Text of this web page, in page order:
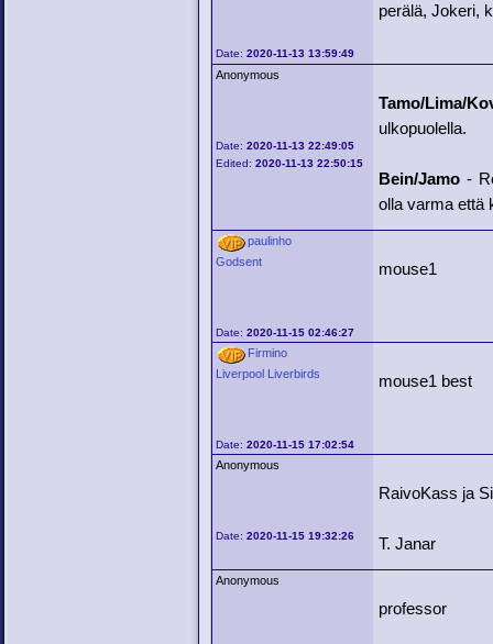
Date:2020-11-13 13:59:49
perälä, Jokeri,
Anonymous
Date:2020-11-13 22:49:05
Edited:2020-11-13 22:50:15
Tamo/Lima/
ulkopuolella.
Bein/Jamo -
olla varma että
paulinho
Godsent
Date:2020-11-15 02:46:27
mouse1
Firmino
Liverpool Liverbirds
Date:2020-11-15 17:02:54
mouse1 best
Anonymous
Date:2020-11-15 19:32:26
RaivoKass ja
T. Janar
Anonymous
professor